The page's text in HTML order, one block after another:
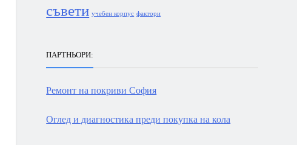
съвети учебен корпус фактори
ПАРТНЬОРИ:
Ремонт на покриви София
Оглед и диагностика преди покупка на кола